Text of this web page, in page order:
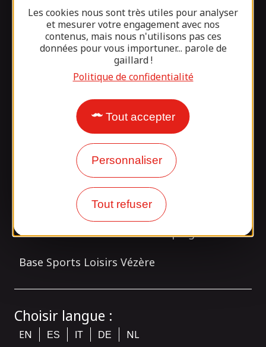
Les cookies nous sont très utiles pour analyser
et mesurer votre engagement avec nos
contenus, mais nous n'utilisons pas ces
données pour vous importuner... parole de
gaillard !
Politique de confidentialité
Tout accepter
Personnaliser
Tout refuser
Que faire à proximité
Questions fréquentes
Notre blog
Suivez-nous !
Nos partenaires
Brive Tourisme Flower Campings
Base Sports Loisirs Vézère
Choisir langue :
EN ES IT DE NL